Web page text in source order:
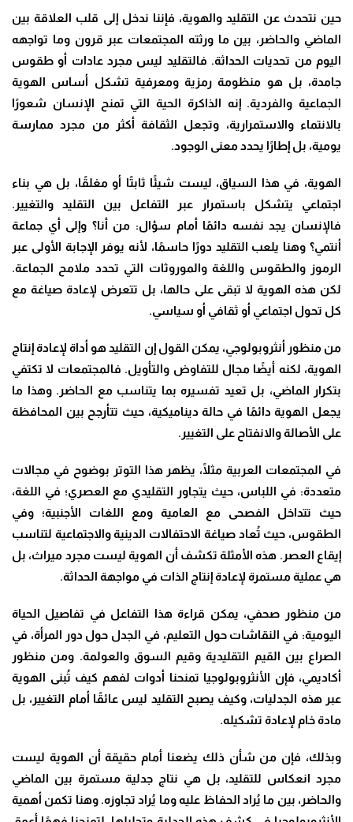
حين نتحدث عن التقليد والهوية، فإننا ندخل إلى قلب العلاقة بين
الماضي والحاضر، بين ما ورثته المجتمعات عبر قرون وما تواجهه
اليوم من تحديات الحداثة. فالتقليد ليس مجرد عادات أو طقوس
جامدة، بل هو منظومة رمزية ومعرفية تشكل أساس الهوية
الجماعية والفردية. إنه الذاكرة الحية التي تمنح الإنسان شعورًا
بالانتماء والاستمرارية، وتجعل الثقافة أكثر من مجرد ممارسة
يومية، بل إطارًا يحدد معنى الوجود.
الهوية، في هذا السياق، ليست شيئًا ثابتًا أو مغلقًا، بل هي بناء
اجتماعي يتشكل باستمرار عبر التفاعل بين التقليد والتغيير.
فالإنسان يجد نفسه دائمًا أمام سؤال: من أنا؟ وإلى أي جماعة
أنتمي؟ وهنا يلعب التقليد دورًا حاسمًا، لأنه يوفر الإجابة الأولى عبر
الرموز والطقوس واللغة والموروثات التي تحدد ملامح الجماعة.
لكن هذه الهوية لا تبقى على حالها، بل تتعرض لإعادة صياغة مع
كل تحول اجتماعي أو ثقافي أو سياسي.
من منظور أنثروبولوجي، يمكن القول إن التقليد هو أداة لإعادة إنتاج
الهوية، لكنه أيضًا مجال للتفاوض والتأويل. فالمجتمعات لا تكتفي
بتكرار الماضي، بل تعيد تفسيره بما يتناسب مع الحاضر. وهذا ما
يجعل الهوية دائمًا في حالة ديناميكية، حيث تتأرجح بين المحافظة
على الأصالة والانفتاح على التغيير .
في المجتمعات العربية مثلًا، يظهر هذا التوتر بوضوح في مجالات
متعددة: في اللباس، حيث يتجاور التقليدي مع العصري؛ في اللغة،
حيث تتداخل الفصحى مع العامية ومع اللغات الأجنبية؛ وفي
الطقوس، حيث تُعاد صياغة الاحتفالات الدينية والاجتماعية لتناسب
إيقاع العصر. هذه الأمثلة تكشف أن الهوية ليست مجرد ميراث، بل
هي عملية مستمرة لإعادة إنتاج الذات في مواجهة الحداثة.
من منظور صحفي، يمكن قراءة هذا التفاعل في تفاصيل الحياة
اليومية: في النقاشات حول التعليم، في الجدل حول دور المرأة، في
الصراع بين القيم التقليدية وقيم السوق والعولمة. ومن منظور
أكاديمي، فإن الأنثروبولوجيا تمنحنا أدوات لفهم كيف تُبنى الهوية
عبر هذه الجدليات، وكيف يصبح التقليد ليس عائقًا أمام التغيير، بل
مادة خام لإعادة تشكيله.
وبذلك، فإن من شأن ذلك يضعنا أمام حقيقة أن الهوية ليست
مجرد انعكاس للتقليد، بل هي نتاج جدلية مستمرة بين الماضي
والحاضر، بين ما يُراد الحفاظ عليه وما يُراد تجاوزه. وهنا تكمن أهمية